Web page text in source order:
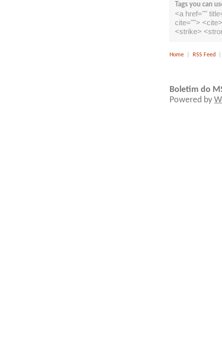
Tags you can
<a href=""
cite="">
<strike>
Home RSS Feed
Boletim do
Powered by